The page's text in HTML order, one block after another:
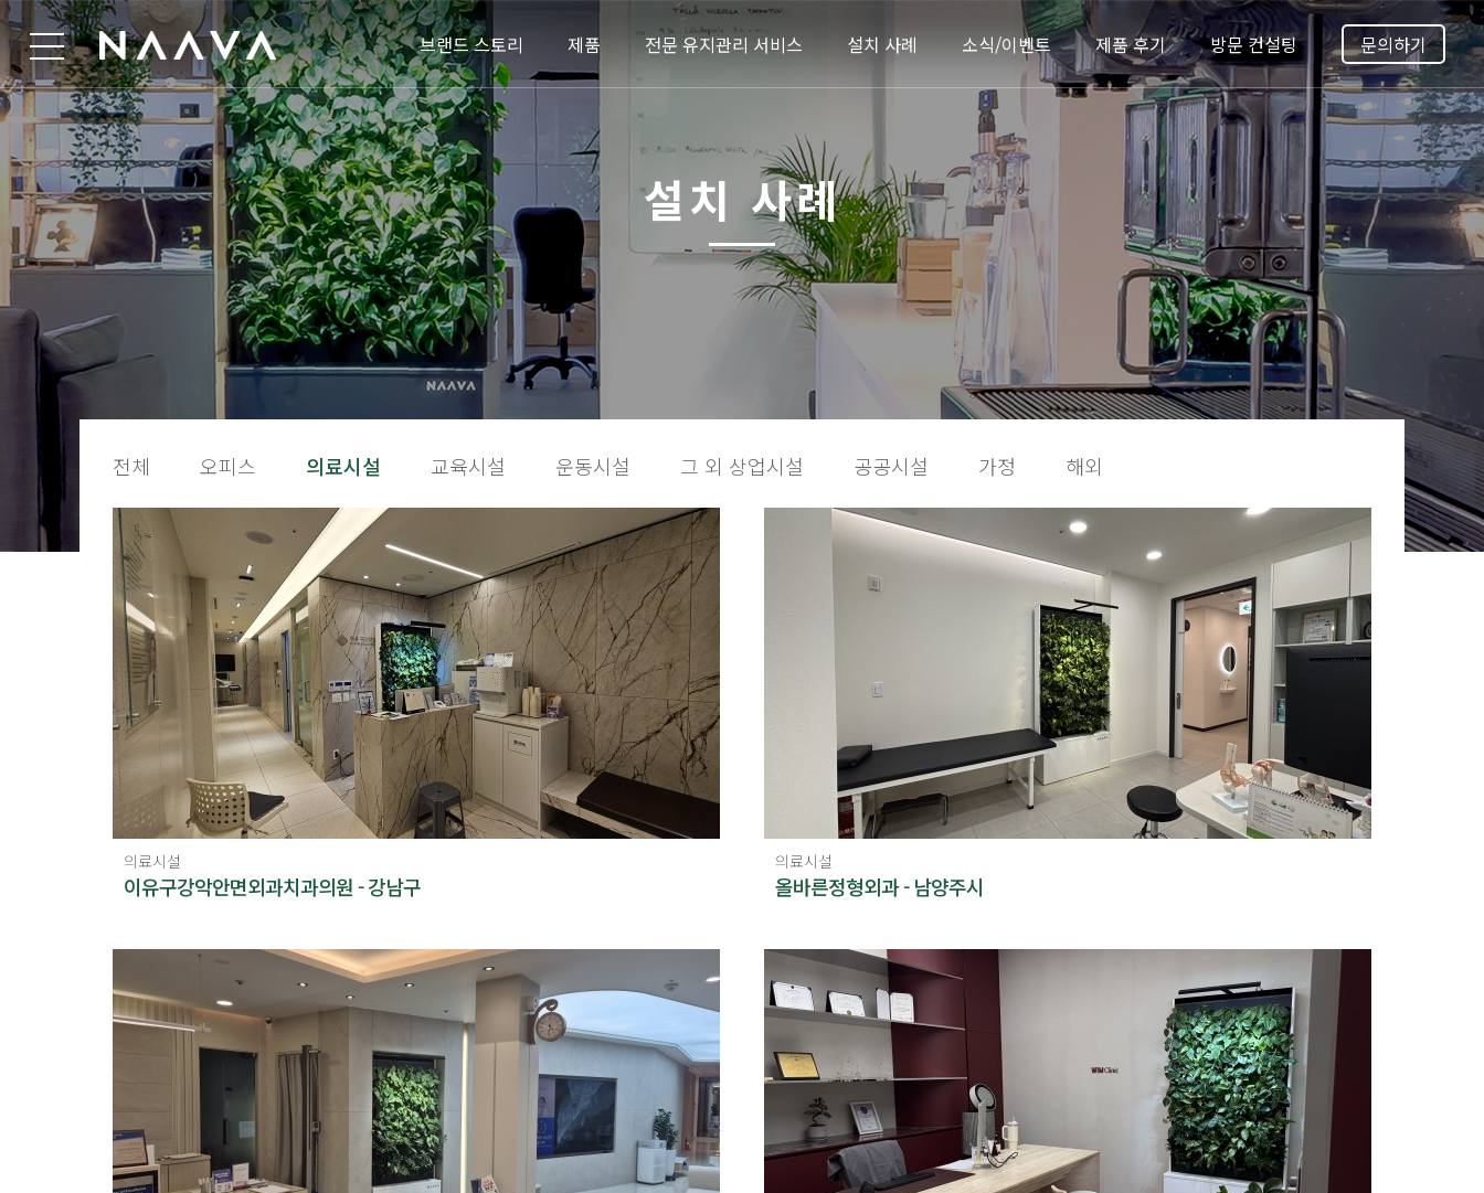
브랜드 스토리 제품 전문 유지관리 서비스 설치 사례 소식/이벤트 제품 후기 방문 컨설팅 문의하기
설치 사례
전체 오피스 의료시설 교육시설 운동시설 그 외 상업시설 공공시설 가정 해외
의료시설
이유구강악안면외과치과의원 - 강남구
의료시설
올바른정형외과 - 남양주시